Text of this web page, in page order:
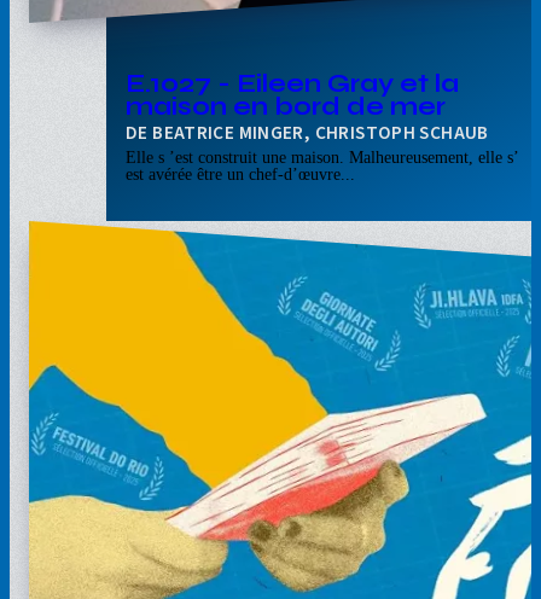
E.1027 - Eileen Gray et la
maison en bord de mer
BEATRICE MINGER, CHRISTOPH SCHAUB
Elle s ’est construit une maison. Malheureusement, elle s’
est avérée être un chef-d’œuvre...